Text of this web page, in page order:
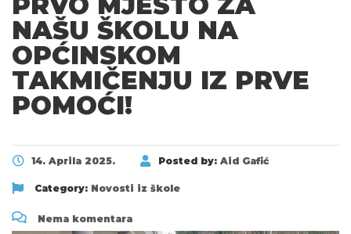
NAŠU ŠKOLU NA
OPĆINSKOM
TAKMIČENJU IZ PRVE
POMOĆI!
14. Aprila 2025. Posted by: Aid Gafić
Category: Novosti iz škole
Nema komentara